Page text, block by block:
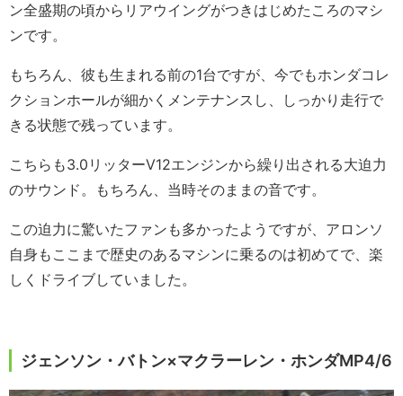
ン全盛期の頃からリアウイングがつきはじめたころのマシ
ンです。
もちろん、彼も生まれる前の1台ですが、今でもホンダコレ
クションホールが細かくメンテナンスし、しっかり走行で
きる状態で残っています。
こちらも3.0リッターV12エンジンから繰り出される大迫力
のサウンド。もちろん、当時そのままの音です。
この迫力に驚いたファンも多かったようですが、アロンソ
自身もここまで歴史のあるマシンに乗るのは初めてで、楽
しくドライブしていました。
ジェンソン・バトン×マクラーレン・ホンダMP4/6